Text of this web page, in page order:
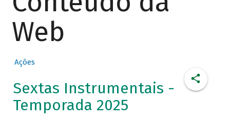
Web
Ações
Sextas Instrumentais -
Temporada 2025